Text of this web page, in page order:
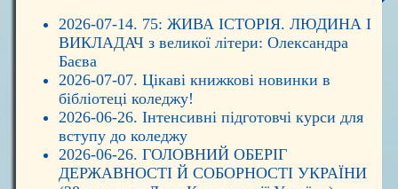
2026-07-14. 75: ЖИВА ІСТОРІЯ. ЛЮДИНА І
ВИКЛАДАЧ з великої літери: Олександра
Баєва
2026-07-07. Цікаві книжкові новинки в
бібліотеці коледжу!
2026-06-26. Інтенсивні підготовчі курси для
вступу до коледжу
2026-06-26. ГОЛОВНИЙ ОБЕРІГ
ДЕРЖАВНОСТІ Й СОБОРНОСТІ УКРАЇНИ